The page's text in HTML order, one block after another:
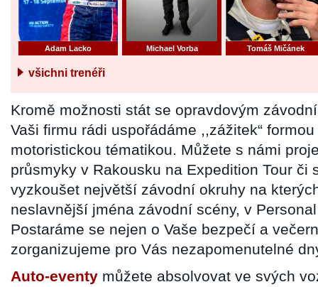
Adam Lacko Michael Vorba Tomáš Mičánek
všichni trenéři
Kromě možnosti stát se opravdovým
Vaši firmu rádi uspořádáme ,,zážitek“
motoristickou tématikou. Můžete s námi
průsmyky v Rakousku na Expedition Tour či
vyzkoušet největší závodní okruhy na
neslavnější jména závodní scény, v
Postaráme se nejen o Vaše bezpečí a
zorganizujeme pro Vás nezapomenutelné
Auto-eventy můžete absolvovat ve svých